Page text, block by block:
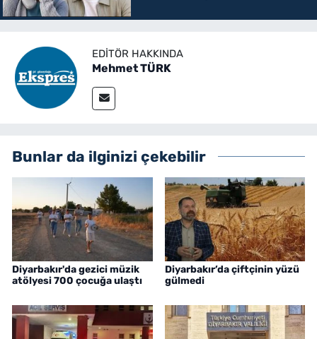
EDITÖR HAKKINDA
Mehmet TÜRK
Bunlar da ilginizi çekebilir
Diyarbakır'da gezici müzik
atölyesi 700 çocuğa ulaştı
Diyarbakır’da çiftçinin yüzü
gülmedi